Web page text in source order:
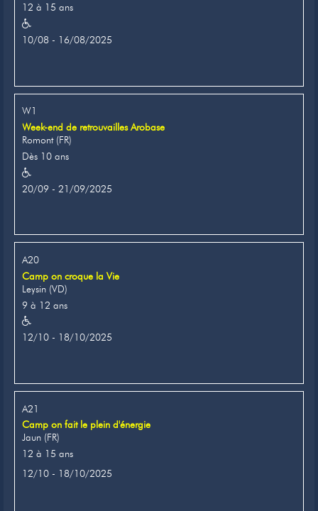
12 à 15 ans
10/08 - 16/08/2025
W1
Week-end de retrouvailles Arobase
Romont (FR)
Dès 10 ans
20/09 - 21/09/2025
A20
Camp on croque la Vie
Leysin (VD)
9 à 12 ans
12/10 - 18/10/2025
A21
Camp on fait le plein d'énergie
Jaun (FR)
12 à 15 ans
12/10 - 18/10/2025